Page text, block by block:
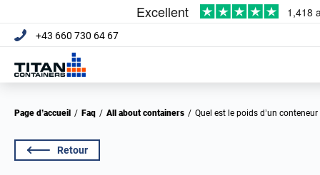
+43 660 730 64 67
Page d’accueil / Faq / All about containers / Quel est le poids d’un conteneur
Retour